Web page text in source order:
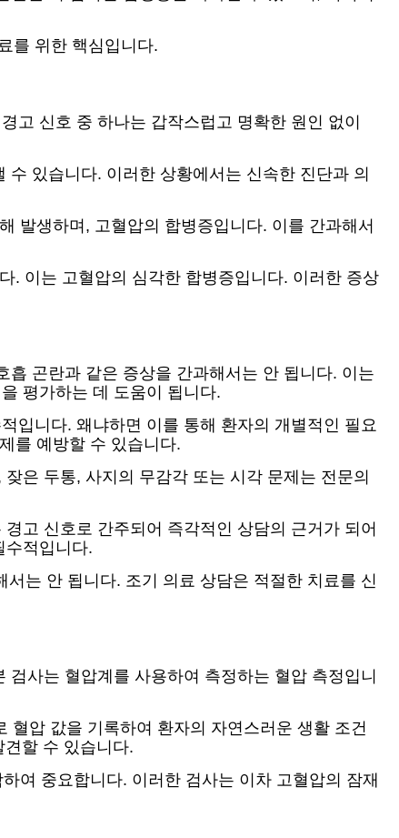
를 위한 핵심입니다.
고 신호 중 하나는 갑작스럽고 명확한 원인 없이
있습니다. 이러한 상황에서는 신속한 진단과 의
발생하며, 고혈압의 합병증입니다. 이를 간과해서
. 이는 고혈압의 심각한 합병증입니다. 이러한 증상
곤란과 같은 증상을 간과해서는 안 됩니다. 이는
평가하는 데 도움이 됩니다.
입니다. 왜냐하면 이를 통해 환자의 개별적인 필요
를 예방할 수 있습니다.
은 두통, 사지의 무감각 또는 시각 문제는 전문의
고 신호로 간주되어 즉각적인 상담의 근거가 되어
수적입니다.
는 안 됩니다. 조기 의료 상담은 적절한 치료를 신
사는 혈압계를 사용하여 측정하는 혈압 측정입니
혈압 값을 기록하여 환자의 자연스러운 생활 조건
할 수 있습니다.
여 중요합니다. 이러한 검사는 이차 고혈압의 잠재